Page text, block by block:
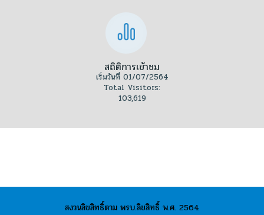
สถิติการเข้าชม
เริ่มวันที่ 01/07/2564
Total Visitors:
103,619
สงวนลิขสิทธิ์ตาม พรบ.ลิขสิทธิ์ พ.ศ. 2564